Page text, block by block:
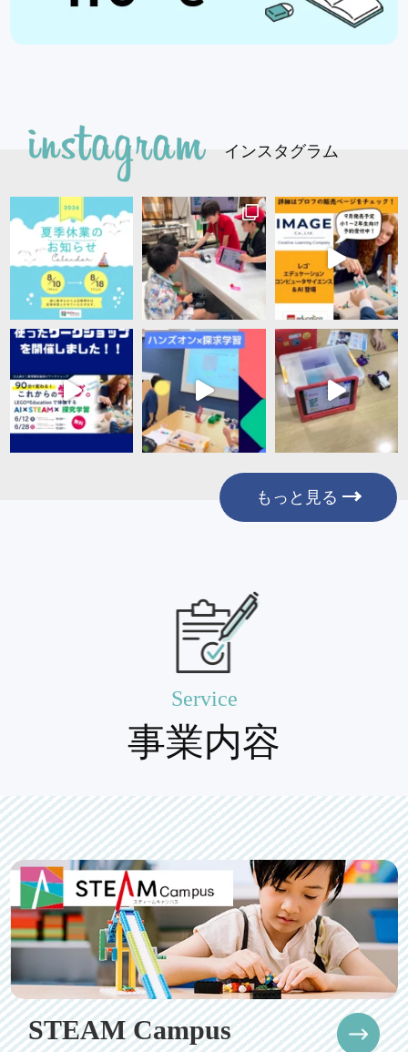
インスタグラム
もっと見る
Service
事業内容
STEAM Campus